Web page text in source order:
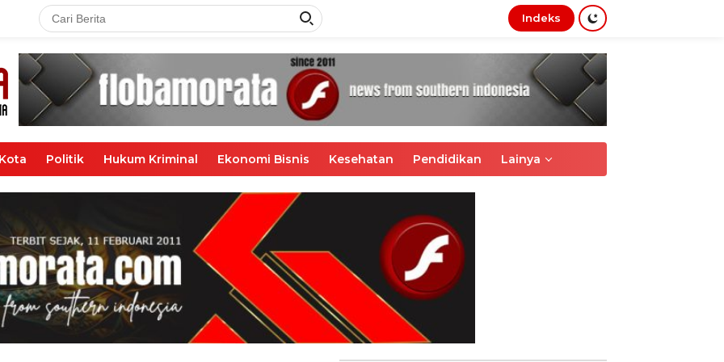
Indeks
Politik Hukum Kriminal Ekonomi Bisnis Kesehatan Pendidikan Lainya